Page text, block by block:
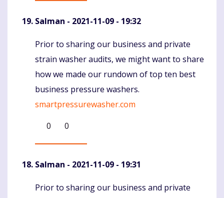
Salman - 2021-11-09 - 19:32
Komentaras
Prior to sharing our business and private
strain washer audits, we might want to share
how we made our rundown of top ten best
business pressure washers.
smartpressurewasher.com
0
0
Salman - 2021-11-09 - 19:31
Komentaras
Prior to sharing our business and private